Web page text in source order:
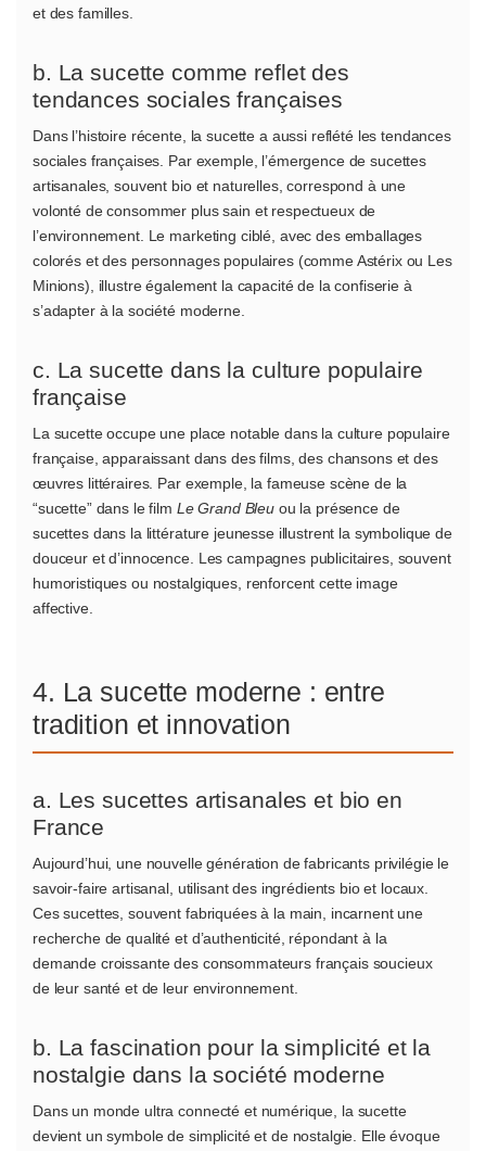
et des familles.
b. La sucette comme reflet des
tendances sociales françaises
Dans l’histoire récente, la sucette a aussi reflété les tendances
sociales françaises. Par exemple, l’émergence de sucettes
artisanales, souvent bio et naturelles, correspond à une
volonté de consommer plus sain et respectueux de
l’environnement. Le marketing ciblé, avec des emballages
colorés et des personnages populaires (comme Astérix ou Les
Minions), illustre également la capacité de la confiserie à
s’adapter à la société moderne.
c. La sucette dans la culture populaire
française
La sucette occupe une place notable dans la culture populaire
française, apparaissant dans des films, des chansons et des
œuvres littéraires. Par exemple, la fameuse scène de la
“sucette” dans le film Le Grand Bleuou la présence de
sucettes dans la littérature jeunesse illustrent la symbolique de
douceur et d’innocence. Les campagnes publicitaires, souvent
humoristiques ou nostalgiques, renforcent cette image
affective.
4. La sucette moderne : entre
tradition et innovation
a. Les sucettes artisanales et bio en
France
Aujourd’hui, une nouvelle génération de fabricants privilégie le
savoir-faire artisanal, utilisant des ingrédients bio et locaux.
Ces sucettes, souvent fabriquées à la main, incarnent une
recherche de qualité et d’authenticité, répondant à la
demande croissante des consommateurs français soucieux
de leur santé et de leur environnement.
b. La fascination pour la simplicité et la
nostalgie dans la société moderne
Dans un monde ultra connecté et numérique, la sucette
devient un symbole de simplicité et de nostalgie. Elle évoque